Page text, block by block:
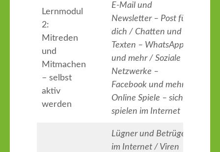
Lernmodul
2:
Mitreden
und
Mitmachen
– selbst
aktiv
werden
E-Mail und
Newsletter – Post für
dich / Chatten und
Texten – WhatsApp
und mehr / Soziale
Netzwerke –
Facebook und mehr /
Online Spiele – sicher
spielen im Internet
Lügner und Betrüger
im Internet / Viren